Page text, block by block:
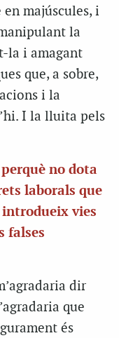
majúscules, i
la
la i amagant
que, a sobre,
i la
I la lluita pels
no dota
laborals que
vies
falses
dir
que
és